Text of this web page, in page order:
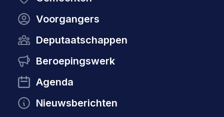
Voorgangers
Deputaatschappen
Beroepingswerk
Agenda
Nieuwsberichten